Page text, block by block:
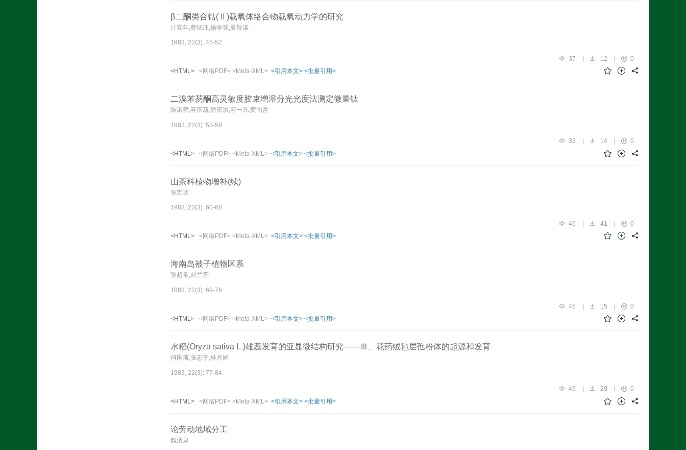
β二酮类合钴(Ⅱ)载氧体络合物载氧动力学的研究
计亮年,黄锦汪,杨学强,夏敬谋
1983, 22(3): 45-52.
37 | 12 |
0
<HTML>
<网络PDF> <Meta-XML> <引用本文> <批量引用>
二溴苯芴酮高灵敏度胶束增溶分光光度法测定微量钛
陈淑群,容庆新,潘庆洪,苏一凡,黄南哲
1983, 22(3): 53-59.
33 14
0
<HTML>
<网络PDF> <Meta-XML> <引用本文> <批量引用>
山茶科植物增补(续)
张宏达
1983, 22(3): 60-68.
46 41
0
<HTML>
<网络PDF> <Meta-XML> <引用本文> <批量引用>
海南岛被子植物区系
张超常,刘兰芳
1983, 22(3): 69-76.
45 | 15 |
0
<HTML>
<网络PDF> <Meta-XML> <引用本文> <批量引用>
水稻(Oryza sativa L.)雄蕊发育的亚显微结构研究——Ⅲ、花药绒毡层孢粉体的起源和发育
何国藩,张志宇,林月婵
1983, 22(3): 77-84.
49 20
0
<HTML>
<网络PDF> <Meta-XML> <引用本文> <批量引用>
论劳动地域分工
魏清泉